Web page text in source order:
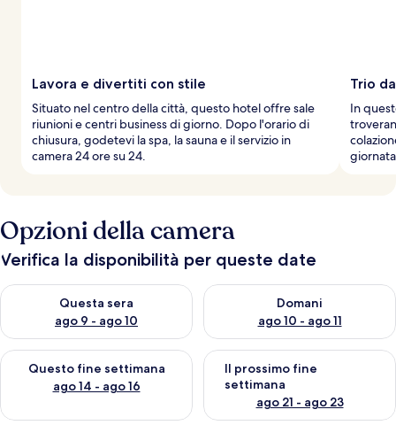
Lavora e divertiti con stile
Situato nel centro della città, questo hotel offre sale
riunioni e centri business di giorno. Dopo l'orario di
chiusura, godetevi la spa, la sauna e il servizio in
camera 24 ore su 24.
Trio
In
Opzioni della camera
Verifica la disponibilità per queste date
Questa sera
ago 9 - ago 10
Verifica la disponibilità per questa sera, ago 9 - ago 10
Domani
ago 10 - ago 11
Verifica la disponibilità per
Questo fine settimana
ago 14 - ago 16
Verifica la disponibilità per questo fine settimana, ago 14 -
Il prossimo fine
settimana
ago 21 - ago 23
Verifica la disponibilità per il